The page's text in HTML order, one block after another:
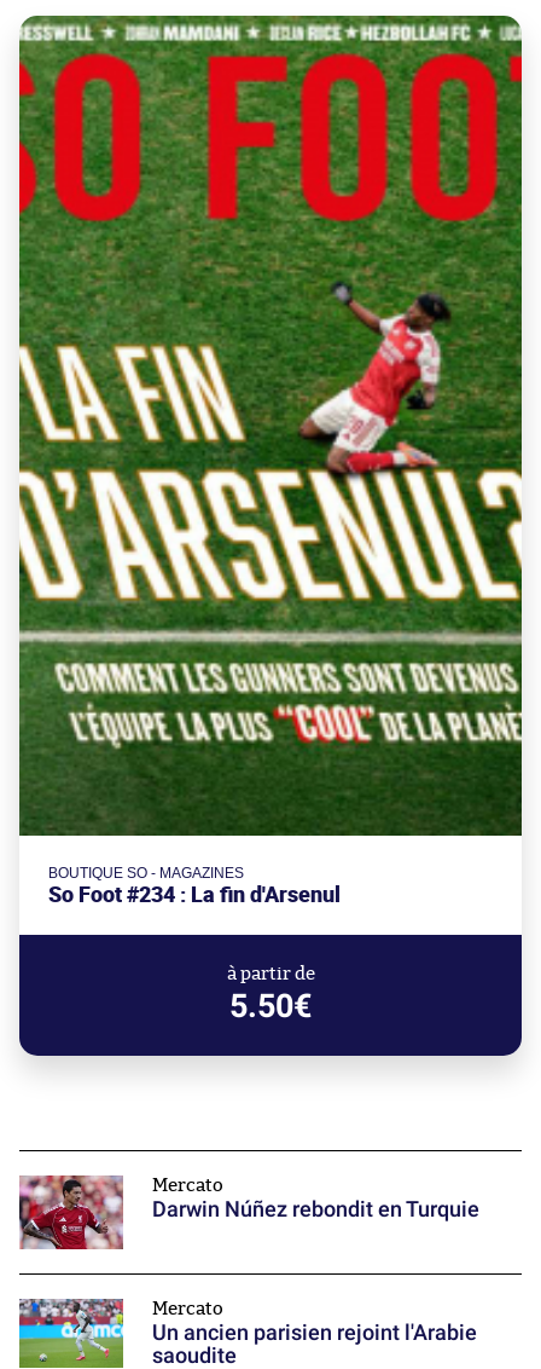
BOUTIQUE SO - MAGAZINES
So Foot #234 : La fin d'Arsenul
à partir de
5.50€
Mercato
Darwin Núñez rebondit en Turquie
Mercato
Un ancien parisien rejoint l'Arabie
saoudite